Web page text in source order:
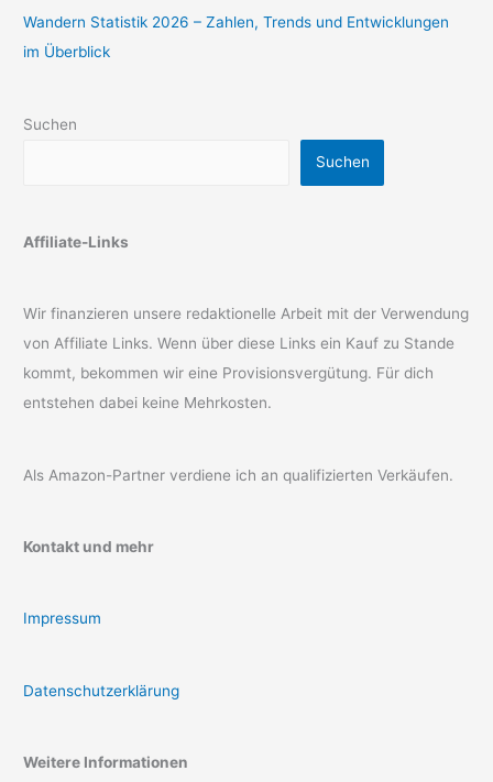
Wandern Statistik 2026 – Zahlen, Trends und Entwicklungen
im Überblick
Suchen
Suchen
Affiliate-Links
Wir finanzieren unsere redaktionelle Arbeit mit der Verwendung
von Affiliate Links. Wenn über diese Links ein Kauf zu Stande
kommt, bekommen wir eine Provisionsvergütung. Für dich
entstehen dabei keine Mehrkosten.
Als Amazon-Partner verdiene ich an qualifizierten Verkäufen.
Kontakt und mehr
Impressum
Datenschutzerklärung
Weitere Informationen